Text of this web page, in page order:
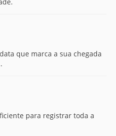
que marca a sua chegada
para registrar toda a